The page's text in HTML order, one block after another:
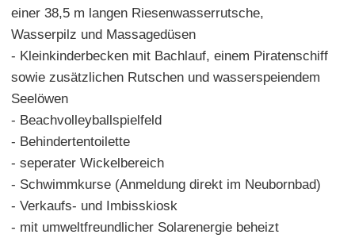
einer 38,5 m langen Riesenwasserrutsche,
Wasserpilz und Massagedüsen
- Kleinkinderbecken mit Bachlauf, einem Piratenschiff
sowie zusätzlichen Rutschen und wasserspeiendem
Seelöwen
- Beachvolleyballspielfeld
- Behindertentoilette
- seperater Wickelbereich
- Schwimmkurse (Anmeldung direkt im Neubornbad)
- Verkaufs- und Imbisskiosk
- mit umweltfreundlicher Solarenergie beheizt